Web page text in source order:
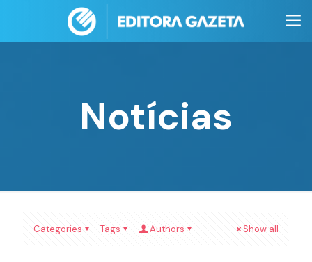
Notícias
Categories Tags Authors Show all